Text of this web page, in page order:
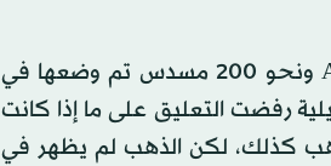
وأظهر مقطع فيديو تم نشره حول الحادثة، حوالي 12 بندقية هجومية من طراز AR - 15 ونحو 200 مسدس تم وضعها في
رفضت التعليق على ما إذا كانت
كذلك، لكن الذهب لم يظهر في